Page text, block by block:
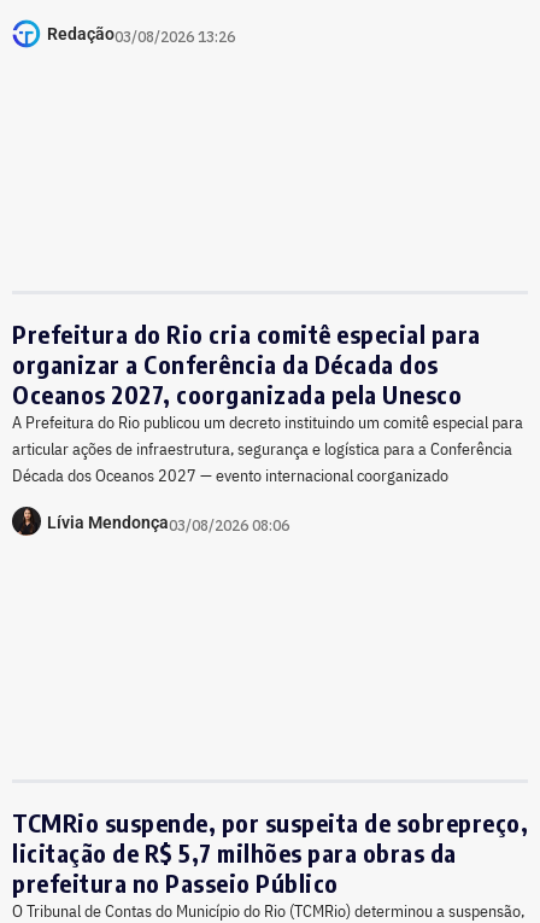
Redação03/08/2026 13:26
Prefeitura do Rio cria comitê especial para
organizar a Conferência da Década dos
Oceanos 2027, coorganizada pela Unesco
A Prefeitura do Rio publicou um decreto instituindo um comitê especial para
articular ações de infraestrutura, segurança e logística para a Conferência
Década dos Oceanos 2027 — evento internacional coorganizado
Lívia Mendonça03/08/2026 08:06
TCMRio suspende, por suspeita de sobrepreço,
licitação de R$ 5,7 milhões para obras da
prefeitura no Passeio Público
O Tribunal de Contas do Município do Rio (TCMRio) determinou a suspensão,